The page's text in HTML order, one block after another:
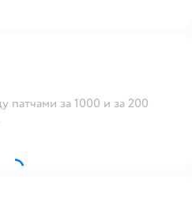
патчами за 1000 и за 200